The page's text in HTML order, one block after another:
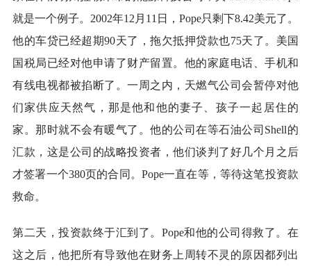
就是一个例子。2002年12月11日，Pope只剩下8.42美元了。
他的车贷已经超期90天了，拖欠抵押贷款也75天了。美国
国税局已经对他申请了财产留置。他的家庭电话、手机和
有线电视都被掐断了。一周之内，天燃气公司会暂停对他
们家供应天然气，那是他和他的妻子、孩子一起居住的
家。那时就不会有暖气了。他的公司在等石油公司Shell的
汇款，这是公司的战略投资者，他们谈判了好几个月之后
才签署一个380页的合同。Pope一直在等，等待这笔投资款
救命。
第二天，投资款终于汇到了。Pope和他的公司得救了。在
这之后，他把所有导致他在财务上周转不灵的原因都列出